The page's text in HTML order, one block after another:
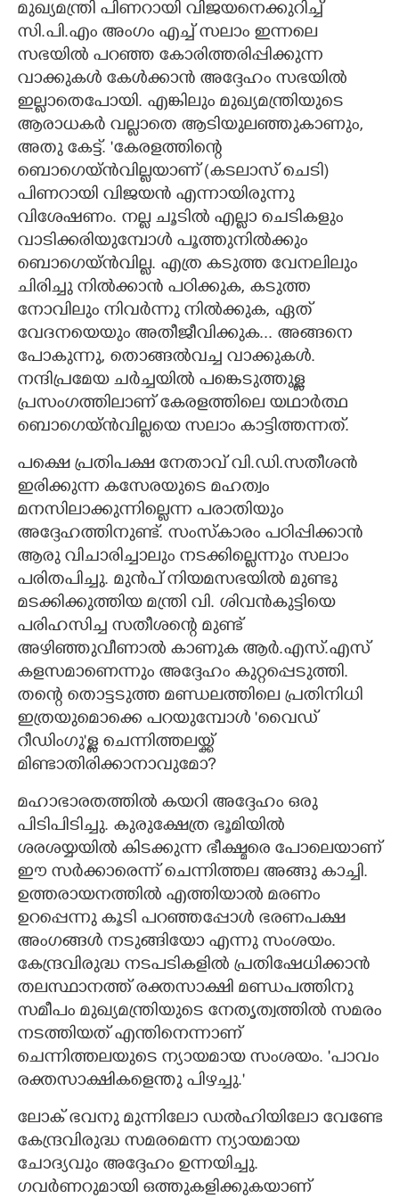
CARTOONS
LITERATURE
ZOOM
CONTACT US
മുഖ്യമന്ത്രി പിണറായി വിജയനെക്കുറിച്ച്
സി.പി.എം അംഗം എച്ച് സലാം ഇന്നലെ
സഭയിൽ പറഞ്ഞ കോരിത്തരിപ്പിക്കുന്ന
വാക്കുകൾ കേൾക്കാൻ അദ്ദേഹം സഭയിൽ
ഇല്ലാതെപോയി. എങ്കിലും മുഖ്യമന്ത്രിയുടെ
ആരാധകർ വല്ലാതെ ആടിയുലഞ്ഞുകാണും,
അതു കേട്ട്. 'കേരളത്തിന്റെ
ബൊഗെയ്ൻവില്ലയാണ് (കടലാസ് ചെടി)
പിണറായി വിജയൻ എന്നായിരുന്നു
വിശേഷണം. നല്ല ചൂടിൽ എല്ലാ ചെടികളും
വാടിക്കരിയുമ്പോൾ പൂത്തുനിൽക്കും
ബൊഗെയ്ൻവില്ല. എത്ര കടുത്ത വേനലിലും
ചിരിച്ചു നിൽക്കാൻ പഠിക്കുക, കടുത്ത
നോവിലും നിവർന്നു നിൽക്കുക, ഏത്
വേദനയെയും അതീജീവിക്കുക... അങ്ങനെ
പോകുന്നു, തൊങ്ങൽവച്ച വാക്കുകൾ.
നന്ദിപ്രമേയ ചർച്ചയിൽ പങ്കെടുത്തുള്ള
പ്രസംഗത്തിലാണ് കേരളത്തിലെ യഥാർത്ഥ
ബൊഗെയ്ൻവില്ലയെ സലാം കാട്ടിത്തന്നത്.
പക്ഷെ പ്രതിപക്ഷ നേതാവ് വി.ഡി.സതീശൻ
ഇരിക്കുന്ന കസേരയുടെ മഹത്വം
മനസിലാക്കുന്നില്ലെന്ന പരാതിയും
അദ്ദേഹത്തിനുണ്ട്. സംസ്കാരം പഠിപ്പിക്കാൻ
ആരു വിചാരിച്ചാലും നടക്കില്ലെന്നും സലാം
പരിതപിച്ചു. മുൻപ് നിയമസഭയിൽ മുണ്ടു
മടക്കിക്കുത്തിയ മന്ത്രി വി. ശിവൻകുട്ടിയെ
പരിഹസിച്ച സതീശന്റെ മുണ്ട്
അഴിഞ്ഞുവീണാൽ കാണുക ആർ.എസ്.എസ്
കളസമാണെന്നും അദ്ദേഹം കുറ്റപ്പെടുത്തി.
തന്റെ തൊട്ടടുത്ത മണ്ഡലത്തിലെ പ്രതിനിധി
ഇത്രയുമൊക്കെ പറയുമ്പോൾ 'വൈഡ്
റീഡിംഗു"ള്ള ചെന്നിത്തലയ്ക്ക്
മിണ്ടാതിരിക്കാനാവുമോ?
മഹാഭാരതത്തിൽ കയറി അദ്ദേഹം ഒരു
പിടിപിടിച്ചു. കുരുക്ഷേത്ര ഭൂമിയിൽ
ശരശയ്യയിൽ കിടക്കുന്ന ഭീക്ഷ്മരെ പോലെയാണ്
ഈ സർക്കാരെന്ന് ചെന്നിത്തല അങ്ങു കാച്ചി.
ഉത്തരായനത്തിൽ എത്തിയാൽ മരണം
ഉറപ്പെന്നു കൂടി പറഞ്ഞപ്പോൾ ഭരണപക്ഷ
അംഗങ്ങൾ നടുങ്ങിയോ എന്നു സംശയം.
കേന്ദ്രവിരുദ്ധ നടപടികളിൽ പ്രതിഷേധിക്കാൻ
തലസ്ഥാനത്ത് രക്തസാക്ഷി മണ്ഡപത്തിനു
സമീപം മുഖ്യമന്ത്രിയുടെ നേതൃത്വത്തിൽ സമരം
നടത്തിയത് എന്തിനെന്നാണ്
ചെന്നിത്തലയുടെ ന്യായമായ സംശയം. 'പാവം
രക്തസാക്ഷികളെന്തു പിഴച്ചു."
ലോക് ഭവനു മുന്നിലോ ഡൽഹിയിലോ വേണ്ടേ
കേന്ദ്രവിരുദ്ധ സമരമെന്ന ന്യായമായ
ചോദ്യവും അദ്ദേഹം ഉന്നയിച്ചു.
ഗവർണറുമായി ഒത്തുകളിക്കുകയാണ്